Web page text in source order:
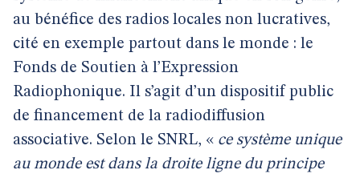
au bénéfice des radios locales non lucratives,
cité en exemple partout dans le monde : le
Fonds de Soutien à l’Expression
Radiophonique. Il s’agit d’un dispositif public
de financement de la radiodiffusion
associative. Selon le SNRL, « ce système unique
au monde est dans la droite ligne du principe